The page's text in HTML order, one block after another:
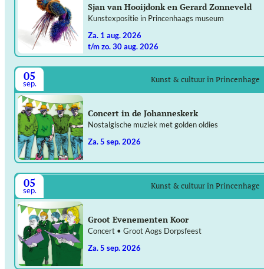
Sjan van Hooijdonk en Gerard Zonneveld
Kunstexpositie in Princenhaags museum
za. 1 aug. 2026
t/m zo. 30 aug. 2026
05
sep. Kunst & cultuur in Princenhage
Concert in de Johanneskerk
Nostalgische muziek met golden oldies
za. 5 sep. 2026
05
sep. Kunst & cultuur in Princenhage
Groot Evenementen Koor
Concert • Groot Aogs Dorpsfeest
za. 5 sep. 2026